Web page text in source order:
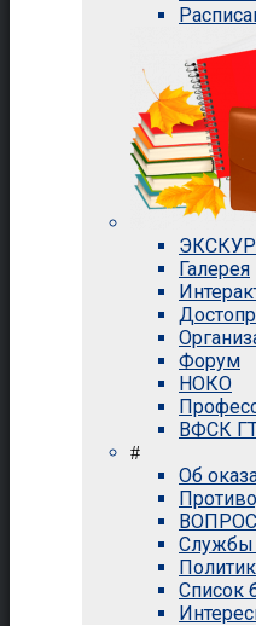
Галерея
Форум
НОКО
ВФСК
#
Об
Службы
Список